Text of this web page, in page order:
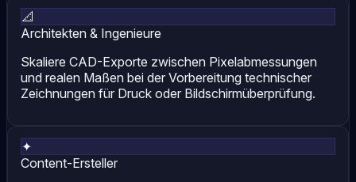
📐
Architekten & Ingenieure
Skaliere CAD-Exporte zwischen Pixelabmessungen
und realen Maßen bei der Vorbereitung technischer
Zeichnungen für Druck oder Bildschirmüberprüfung.
✦
Content-Ersteller